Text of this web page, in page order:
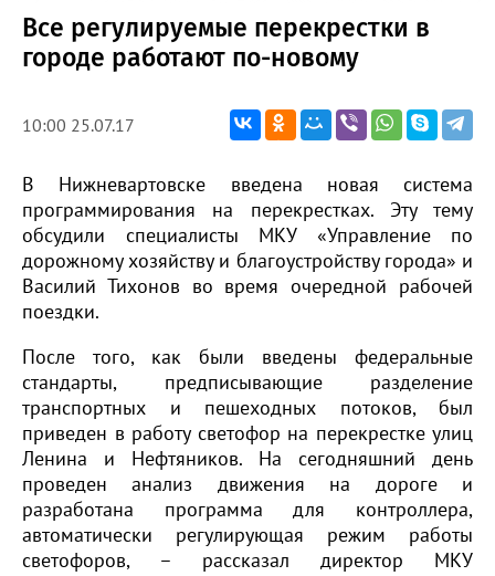
Все регулируемые перекрестки в
городе работают по-новому
10:00 25.07.17
В Нижневартовске введена новая система
программирования на перекрестках. Эту тему
обсудили специалисты МКУ «Управление по
дорожному хозяйству и благоустройству города» и
Василий Тихонов во время очередной рабочей
поездки.
После того, как были введены федеральные
стандарты, предписывающие разделение
транспортных и пешеходных потоков, был
приведен в работу светофор на перекрестке улиц
Ленина и Нефтяников. На сегодняшний день
проведен анализ движения на дороге и
разработана программа для контроллера,
автоматически регулирующая режим работы
светофоров, – рассказал директор МКУ